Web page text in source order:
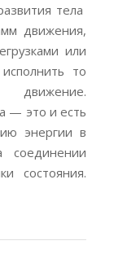
тела
движения,
или
то
движение.
— это и есть
энергии в
состояния.